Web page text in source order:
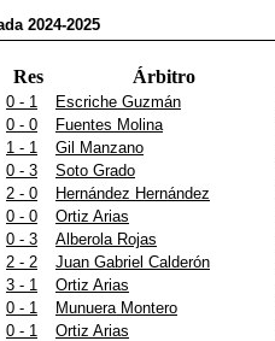
2024-2025
Res Árbitro
0 - 1 Escriche Guzmán
0 - 0 Fuentes Molina
1 - 1 Gil Manzano
0 - 3 Soto Grado
2 - 0 Hernández Hernández
0 - 0 Ortiz Arias
0 - 3 Alberola Rojas
2 - 2 Juan Gabriel Calderón
3 - 1 Ortiz Arias
0 - 1 Munuera Montero
0 - 1 Ortiz Arias